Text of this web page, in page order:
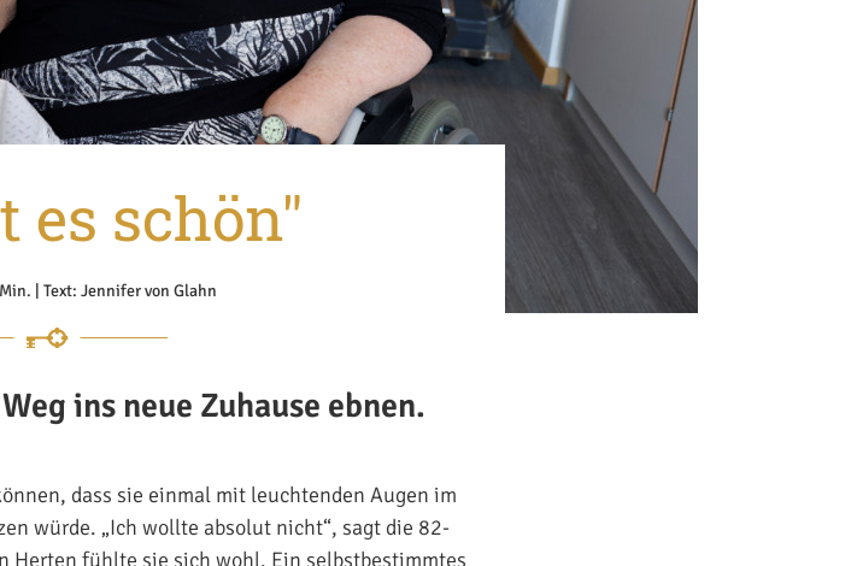
es schön"
| Text: Jennifer von Glahn
ins neue Zuhause ebnen.
dass sie einmal mit leuchtenden Augen im
würde. „Ich wollte absolut nicht“, sagt die 82-
Herten fühlte sie sich wohl. Ein selbstbestimmtes